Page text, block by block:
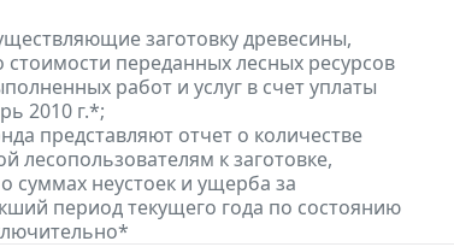
заготовку древесины,
стоимости переданных лесных ресурсов
работ и услуг в счет уплаты
2010 г.*;
представляют отчет о количестве
лесопользователям к заготовке,
суммах неустоек и ущерба за
период текущего года по состоянию